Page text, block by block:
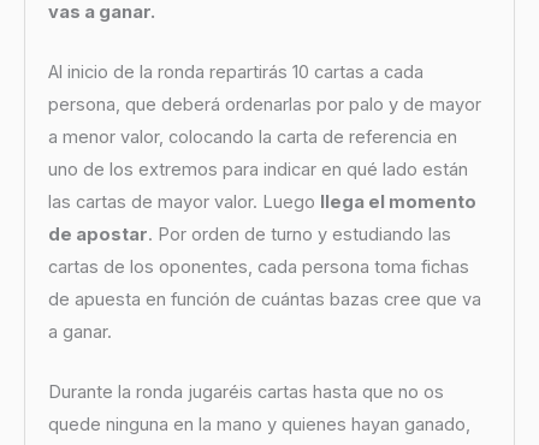
vas a ganar.
Al inicio de la ronda repartirás 10 cartas a cada
persona, que deberá ordenarlas por palo y de mayor
a menor valor, colocando la carta de referencia en
uno de los extremos para indicar en qué lado están
las cartas de mayor valor. Luego llega el momento
de apostar. Por orden de turno y estudiando las
cartas de los oponentes, cada persona toma fichas
de apuesta en función de cuántas bazas cree que va
a ganar.
Durante la ronda jugaréis cartas hasta que no os
quede ninguna en la mano y quienes hayan ganado,